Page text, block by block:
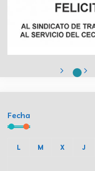
Fecha
L M X J